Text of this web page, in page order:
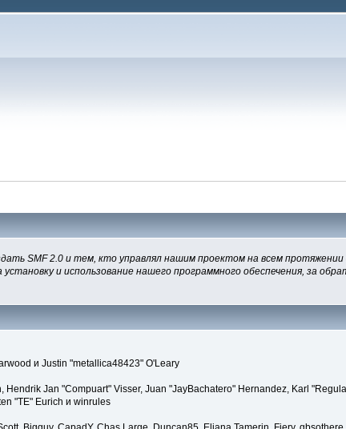
SMF 2.0 и тем, кто управлял нашим проектом на всем
и использование нашего программного обеспечения, за
и Justin "metallica48423" O'Leary
Hendrik Jan "Compuart" Visser, Juan "JayBachatero" Hernandez, Karl
"TE" Eurich и winrules